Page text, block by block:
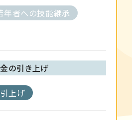
年者への技能継承
の引き上げ
上げ